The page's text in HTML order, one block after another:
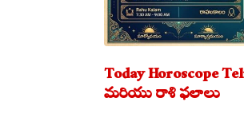
Today Horoscope
మరియు రాశి ఫలాలు